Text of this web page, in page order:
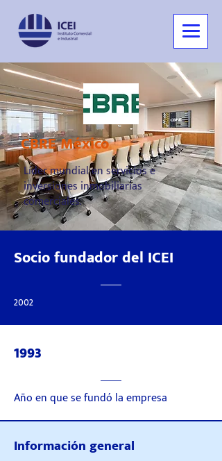
CBRE México
Líder mundial en servicios e
inversiones inmobiliarias
comerciales.
Socio fundador del ICEI
2002
1993
Año en que se fundó la empresa
Información general